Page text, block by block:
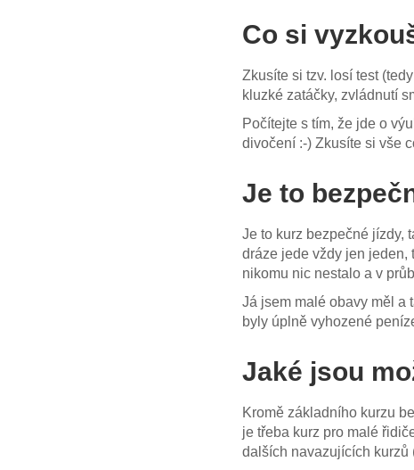
Co si
Zkusíte si tzv. losí test
kluzké zatáčky, zvládnutí
Počítejte s tím, že jde o
divočení :-) Zkusíte si vše
Je to
Je to kurz bezpečné jízdy,
dráze jede vždy jen jeden,
nikomu nic nestalo a v
Já jsem malé obavy měl a
byly úplně vyhozené
Jaké jsou
Kromě základního kurzu
je třeba kurz pro malé
dalších navazujících kurzů